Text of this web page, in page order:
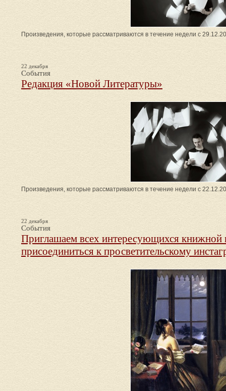
Произведения, которые рассматриваются в течение недели с
22 декабря
События
Редакция «Новой Литературы»
Произведения, которые рассматриваются в течение недели с
22 декабря
События
Приглашаем всех интересующихся книжной
присоединиться к просветительскому